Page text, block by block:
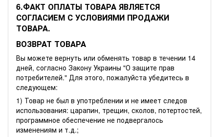
6.ФАКТ ОПЛАТЫ ТОВАРА ЯВЛЯЕТСЯ
СОГЛАСИЕМ С УСЛОВИЯМИ ПРОДАЖИ
ТОВАРА.
ВОЗВРАТ ТОВАРА
Вы можете вернуть или обменять товар в течении 14
дней, согласно Закону Украины "О защите прав
потребителей." Для этого, пожалуйста убедитесь в
следующем:
1) Товар не был в употреблении и не имеет следов
использования: царапин, трещин, сколов, потертостей,
программное обеспечение не подвергалось
изменениям и т.д.;